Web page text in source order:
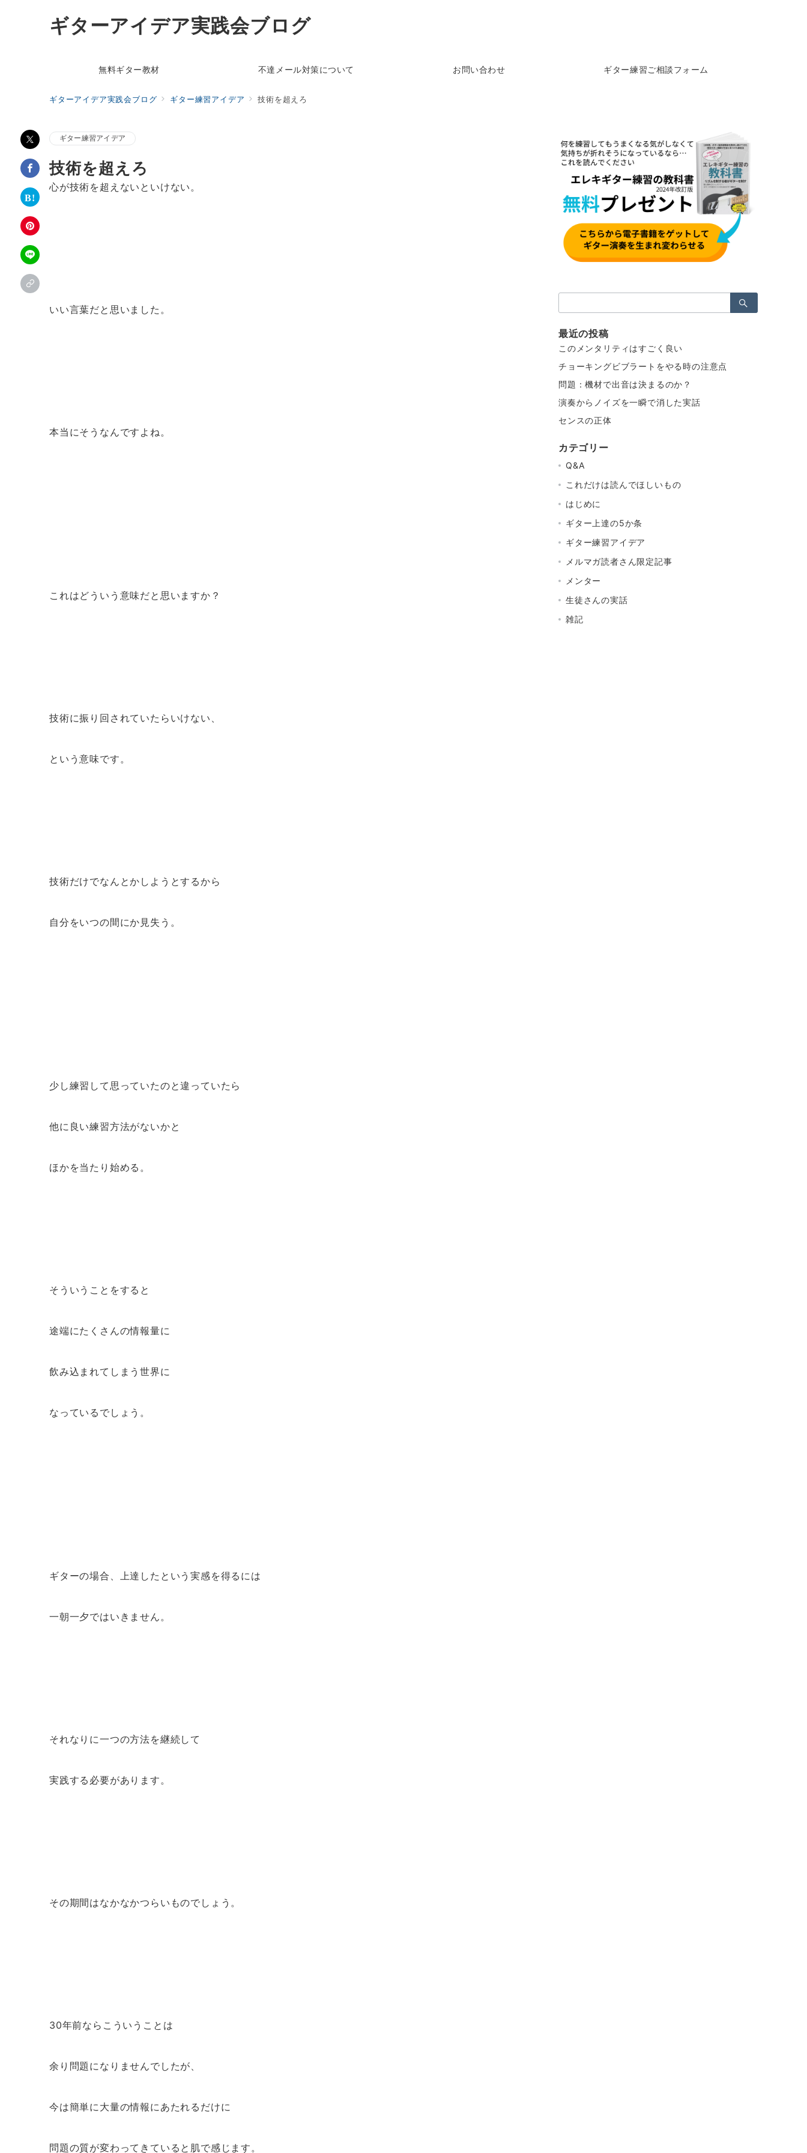
ギターアイデア実践会ブログ
無料ギター教材 不達メール対策について お問い合わせ ギター練習ご相談フォーム
ギターアイデア実践会ブログ ギター練習アイデア 技術を超えろ
ギター練習アイデア
技術を超えろ
心が技術を超えないといけない。
いい言葉だと思いました。
本当にそうなんですよね。
これはどういう意味だと思いますか？
技術に振り回されていたらいけない、
という意味です。
技術だけでなんとかしようとするから
自分をいつの間にか見失う。
少し練習して思っていたのと違っていたら
他に良い練習方法がないかと
ほかを当たり始める。
そういうことをすると
途端にたくさんの情報量に
飲み込まれてしまう世界に
なっているでしょう。
ギターの場合、上達したという実感を得るには
一朝一夕ではいきません。
それなりに一つの方法を継続して
実践する必要があります。
その期間はなかなかつらいものでしょう。
30年前ならこういうことは
余り問題になりませんでしたが、
今は簡単に大量の情報にあたれるだけに
問題の質が変わってきていると肌で感じます。
索：
最近の投稿
このメンタリティはすごく良い
チョーキングビブラートをやる時の注意点
問題：機材で出音は決まるのか？
演奏からノイズを一瞬で消した実話
センスの正体
カテゴリー
Q&A
これだけは読んでほしいもの
はじめに
ギター上達の5か条
ギター練習アイデア
メルマガ読者さん限定記事
メンター
生徒さんの実話
雑記